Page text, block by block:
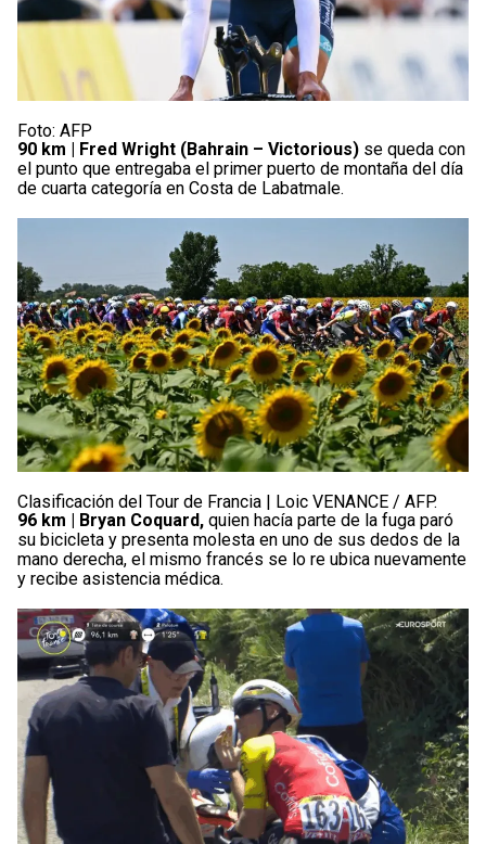
Foto: AFP
90 km | Fred Wright (Bahrain – Victorious) se queda con
el punto que entregaba el primer puerto de montaña del día
de cuarta categoría en Costa de Labatmale.
Clasificación del Tour de Francia | Loic VENANCE / AFP.
96 km | Bryan Coquard, quien hacía parte de la fuga paró
su bicicleta y presenta molesta en uno de sus dedos de la
mano derecha, el mismo francés se lo re ubica nuevamente
y recibe asistencia médica.